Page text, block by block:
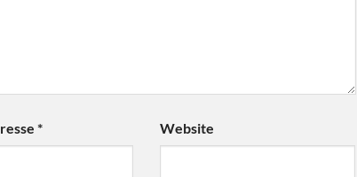
* Website